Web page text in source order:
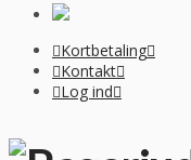
Kortbetaling
Kontakt
Log ind